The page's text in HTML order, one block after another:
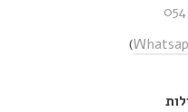
)